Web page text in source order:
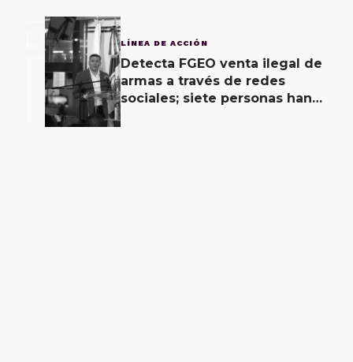
3 LÍNEA DE ACCIÓN
Detecta FGEO venta ilegal de
armas a través de redes
sociales; siete personas han